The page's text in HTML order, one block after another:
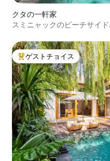
クタの一軒家
スミニャックのビーチサイ
大好評のゲストチョイスです
ゲストチョイス